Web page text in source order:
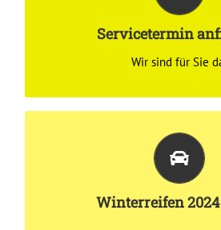
Servicetermin
Wir sind für Sie
werden uns so schnell wie
Winterreifen 2024
Der eigenen
ZEIT ZUM